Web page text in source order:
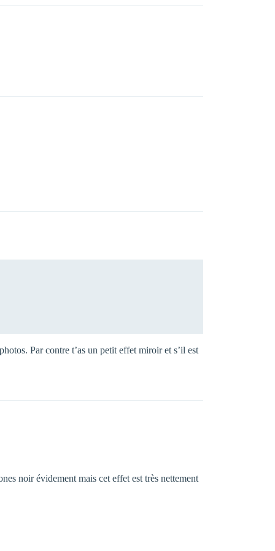
Par contre t’as un petit effet miroir et s’il est
noir évidement mais cet effet est très nettement